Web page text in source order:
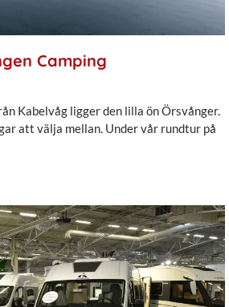
Camping
Kabelvåg ligger den lilla ön Örsvånger.
att välja mellan. Under vår rundtur på